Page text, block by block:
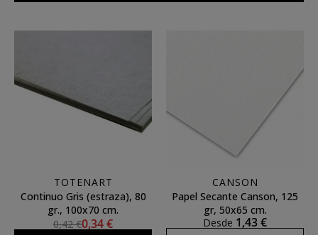
TOTENART
Continuo Gris (estraza), 80
gr., 100x70 cm.
0,42 €0,34 €
CANSON
Papel Secante Canson, 125
gr, 50x65 cm.
Desde 1,43 €